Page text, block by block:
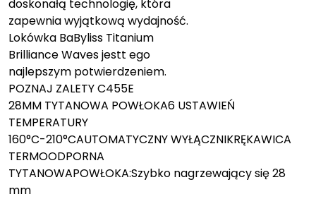
doskonałą technologię, która
zapewnia wyjątkową wydajność.
Lokówka BaByliss Titanium
Brilliance Waves jestt ego
najlepszym potwierdzeniem.
POZNAJ ZALETY C455E
28MM TYTANOWA POWŁOKA6 USTAWIEŃ
TEMPERATURY
160°C-210°CAUTOMATYCZNY WYŁĄCZNIKRĘKAWICA
TERMOODPORNA
TYTANOWAPOWŁOKA:Szybko nagrzewający się 28
mm